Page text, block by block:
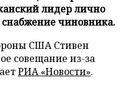
лидер лично
снабжение чиновника.
США Стивен
совещание из-за
РИА «Новости».